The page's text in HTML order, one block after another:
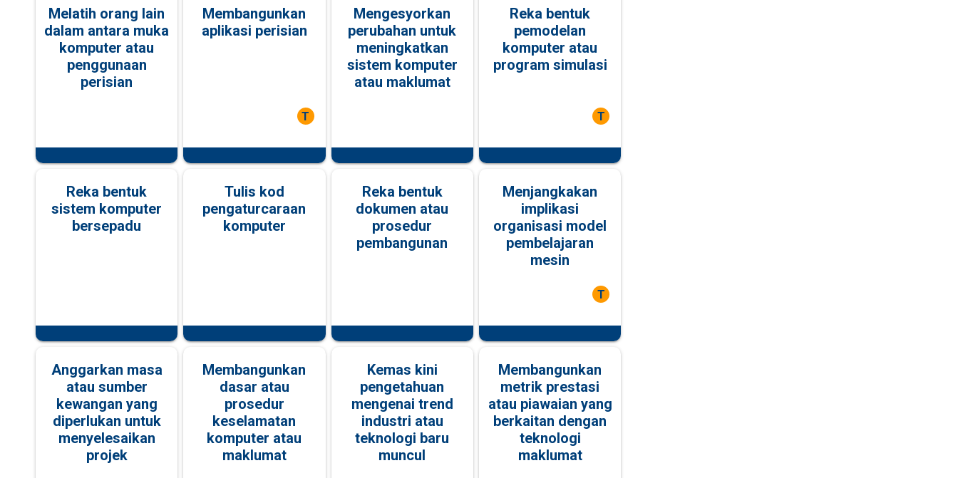
Melatih orang lain
dalam antara muka
komputer atau
penggunaan
perisian
Membangunkan
aplikasi perisian
T
Mengesyorkan
perubahan untuk
meningkatkan
sistem komputer
atau maklumat
Reka bentuk
pemodelan
komputer atau
program simulasi
T
Reka bentuk
sistem komputer
bersepadu
Tulis kod
pengaturcaraan
komputer
Reka bentuk
dokumen atau
prosedur
pembangunan
Menjangkakan
implikasi
organisasi model
pembelajaran
mesin
T
Anggarkan masa
atau sumber
kewangan yang
diperlukan untuk
menyelesaikan
projek
Membangunkan
dasar atau
prosedur
keselamatan
komputer atau
maklumat
Kemas kini
pengetahuan
mengenai trend
industri atau
teknologi baru
muncul
Membangunkan
metrik prestasi
atau piawaian yang
berkaitan dengan
teknologi
maklumat